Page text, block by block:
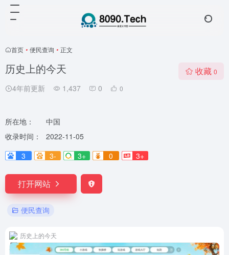
首页 • 便民查询 • 正文
历史上的今天
4年前更新 1,437 0 0
收藏 0
所在地：
中国
收录时间：
2022-11-05
3
3- 3+ 0 3+
打开网站
便民查询
历史上的今天